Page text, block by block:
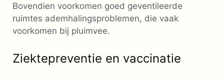
Bovendien voorkomen goed geventileerde
ruimtes ademhalingsproblemen, die vaak
voorkomen bij pluimvee.
Ziektepreventie en vaccinatie